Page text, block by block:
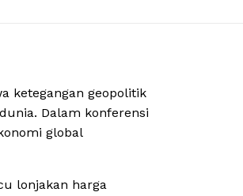
ketegangan geopolitik
Dalam konferensi
global
lonjakan harga